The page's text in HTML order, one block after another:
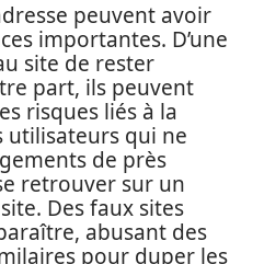
peuvent avoir
importantes. D’une
site de rester
part, ils peuvent
risques liés à la
utilisateurs qui ne
de près
retrouver sur un
Des faux sites
abusant des
pour duper les